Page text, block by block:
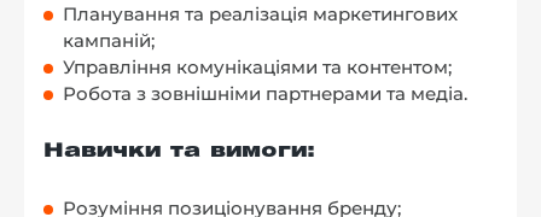
Планування та реалізація маркетингових
кампаній;
Управління комунікаціями та контентом;
Робота з зовнішніми партнерами та медіа.
Навички та вимоги:
Розуміння позиціонування бренду;